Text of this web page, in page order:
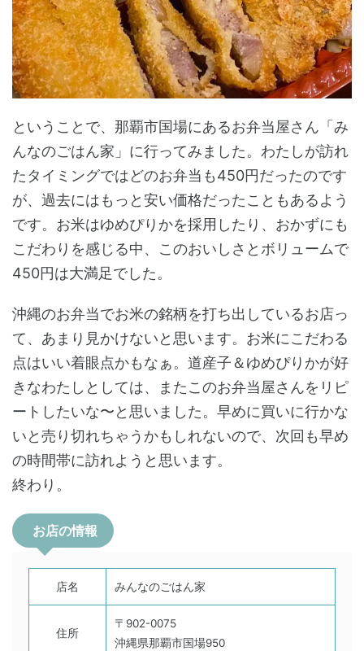
ということで、那覇市国場にあるお弁当屋さん「み
んなのごはん家」に行ってみました。わたしが訪れ
たタイミングではどのお弁当も450円だったのです
が、過去にはもっと安い価格だったこともあるよう
です。お米はゆめぴりかを採用したり、おかずにも
こだわりを感じる中、このおいしさとボリュームで
450円は大満足でした。
沖縄のお弁当でお米の銘柄を打ち出しているお店っ
て、あまり見かけないと思います。お米にこだわる
点はいい着眼点かもなぁ。道産子＆ゆめぴりかが好
きなわたしとしては、またこのお弁当屋さんをリピ
ートしたいな〜と思いました。早めに買いに行かな
いと売り切れちゃうかもしれないので、次回も早め
の時間帯に訪れようと思います。
終わり。
お店の情報
店名 みんなのごはん家
住所
〒902-0075
沖縄県那覇市国場950